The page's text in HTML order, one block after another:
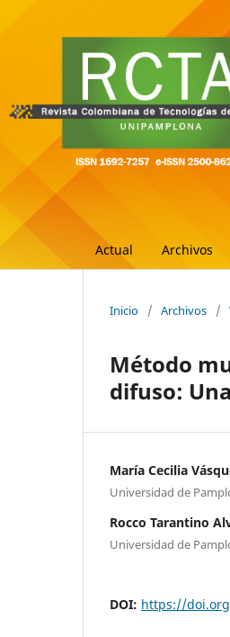
Actual Archivos
Inicio / Archivos /
Método
difuso:
María Cecilia
Universidad de
Rocco Tarantino
Universidad de
DOI: https://